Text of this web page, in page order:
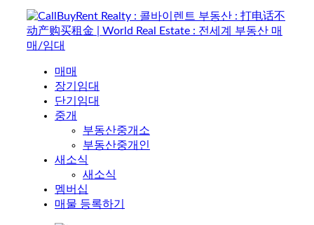
매매
장기임대
단기임대
중개
부동산중개소
부동산중개인
새소식
새소식
멤버십
매물 등록하기